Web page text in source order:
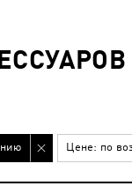
Цене: по